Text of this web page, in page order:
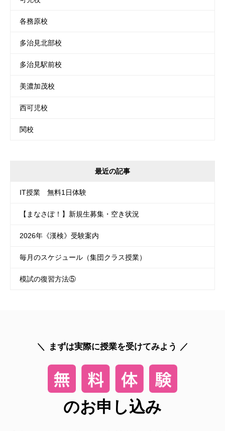
各務原校
多治見北部校
多治見駅前校
美濃加茂校
西可児校
関校
最近の記事
IT授業 無料1日体験
【まなさぽ！】新規生募集・空き状況
2026年《漢検》受験案内
毎月のスケジュール（集団クラス授業）
模試の復習方法⑤
まずは実際に授業を受けてみよう
のお申し込み